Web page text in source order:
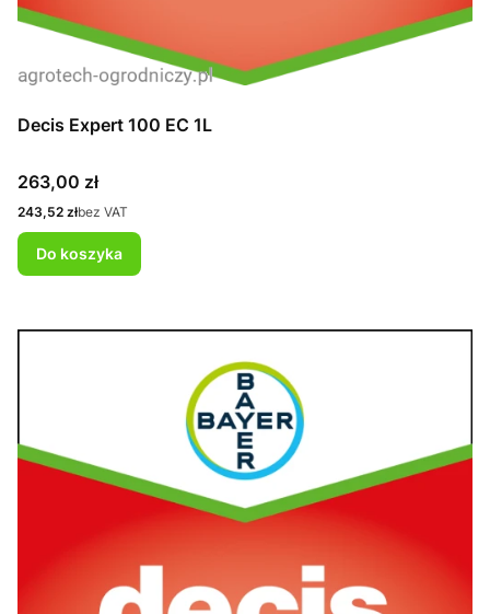
Decis Expert 100 EC 1L
Cena
263,00 zł
Cena
243,52 złbez VAT
Do koszyka